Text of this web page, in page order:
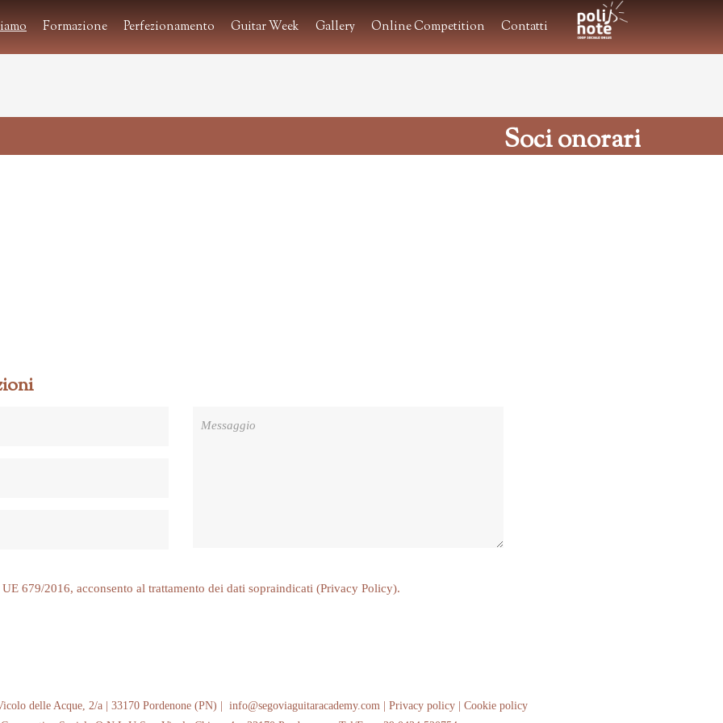
Formazione Perfezionamento Guitar Week Gallery Online Competition Contatti .
Soci onorari
679/2016, acconsento al trattamento dei dati sopraindicati (Privacy Policy).
delle Acque, 2/a | 33170 Pordenone (PN) | info@segoviaguitaracademy.com | Privacy policy| Cookie policy